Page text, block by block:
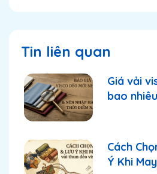
Tin liên quan
Giá vải
bao
Cách
Ý Khi